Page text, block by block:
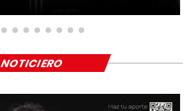
NOTICIERO